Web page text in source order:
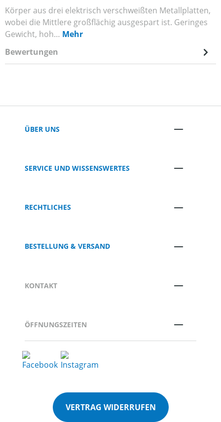
Körper aus drei elektrisch verschweißten Metallplatten,
wobei die Mittlere großflächig ausgespart ist. Geringes
Gewicht, hoh… Mehr
Bewertungen
ÜBER UNS
SERVICE UND WISSENSWERTES
RECHTLICHES
BESTELLUNG & VERSAND
KONTAKT
ÖFFNUNGSZEITEN
VERTRAG WIDERRUFEN